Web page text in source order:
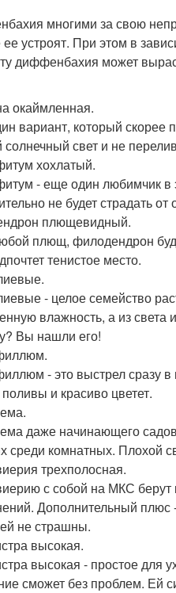
многими за свою
устроят. При этом в
диффенбахия может
окаймленная.
вариант, который скорее
свет и не
хохлатый.
- еще один любимчик в
не будет страдать
плющевидный.
плющ, филодендрон
тенистое место.
- целое семейство
влажность, а из света
Вы нашли его!
- это выстрел сразу в
и красиво цветет.
даже начинающего
среди комнатных. Плохой
трехполосная.
с собой на МКС берут
Дополнительный
не страшны.
высокая.
высокая - простое для
сможет без проблем. Ей